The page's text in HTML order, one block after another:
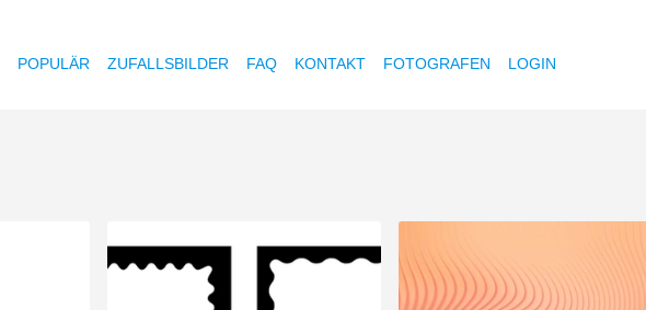
POPULÄR ZUFALLSBILDER FAQ KONTAKT FOTOGRAFEN LOGIN